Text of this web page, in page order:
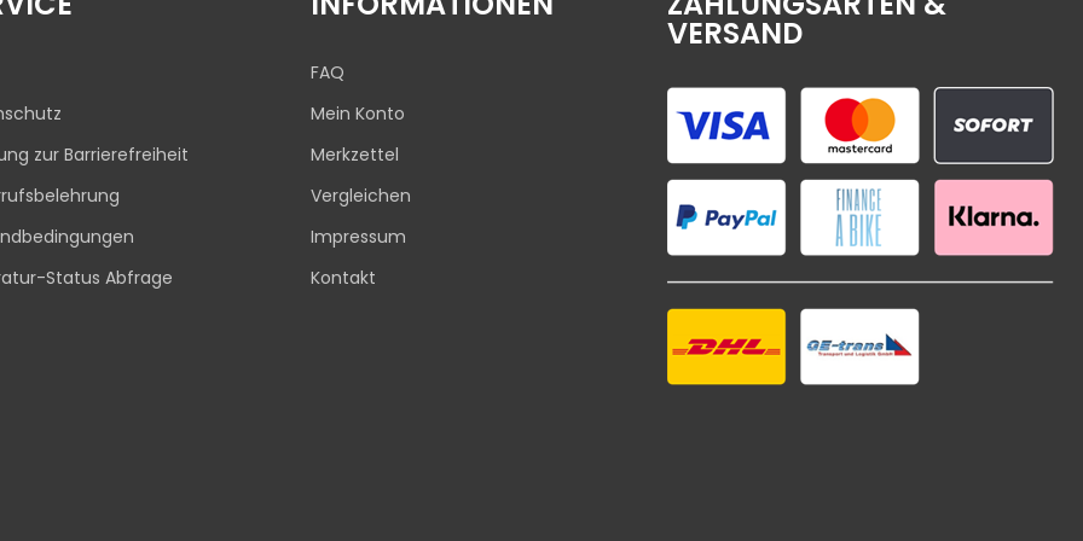
zur Barrierefreiheit
Status Abfrage
FAQ
Mein Konto
Merkzettel
Vergleichen
Impressum
Kontakt
VERSAND